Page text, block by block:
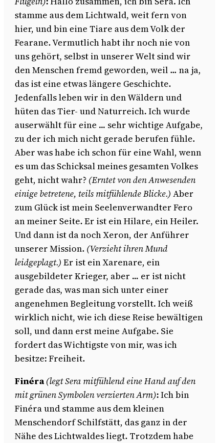
stamme aus dem Lichtwald, weit fern von
hier, und bin eine Tiare aus dem Volk der
Fearane. Vermutlich habt ihr noch nie von
uns gehört, selbst in unserer Welt sind wir
den Menschen fremd geworden, weil … na ja,
das ist eine etwas längere Geschichte.
Jedenfalls leben wir in den Wäldern und
hüten das Tier- und Naturreich. Ich wurde
auserwählt für eine … sehr wichtige Aufgabe,
zu der ich mich nicht gerade berufen fühle.
Aber was habe ich schon für eine Wahl, wenn
es um das Schicksal meines gesamten Volkes
geht, nicht wahr? (Erntet von den Anwesenden
einige betretene, teils mitfühlende Blicke.) Aber
zum Glück ist mein Seelenverwandter Fero
an meiner Seite. Er ist ein Hilare, ein Heiler.
Und dann ist da noch Xeron, der Anführer
unserer Mission. (Verzieht ihren Mund
leidgeplagt.) Er ist ein Xarenare, ein
ausgebildeter Krieger, aber … er ist nicht
gerade das, was man sich unter einer
angenehmen Begleitung vorstellt. Ich weiß
wirklich nicht, wie ich diese Reise bewältigen
soll, und dann erst meine Aufgabe. Sie
fordert das Wichtigste von mir, was ich
besitze: Freiheit.
Finéra(legt Sera mitfühlend eine Hand auf den
mit grünen Symbolen verzierten Arm): Ich bin
Finéra und stamme aus dem kleinen
Menschendorf Schilfstätt, das ganz in der
Nähe des Lichtwaldes liegt. Trotzdem habe